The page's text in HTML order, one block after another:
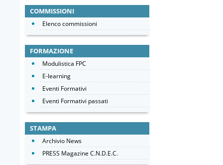
COMMISSIONI
Elenco commissioni
FORMAZIONE
Modulistica FPC
E-learning
Eventi Formativi
Eventi Formativi passati
STAMPA
Archivio News
PRESS Magazine C.N.D.E.C.